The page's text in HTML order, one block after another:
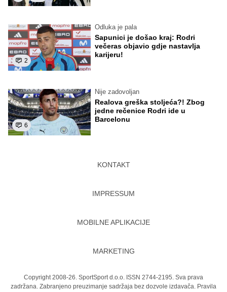
2
Odluka je pala
Sapunici je došao kraj: Rodri
večeras objavio gdje nastavlja
karijeru!
6
Nije zadovoljan
Realova greška stoljeća?! Zbog
jedne rečenice Rodri ide u
Barcelonu
KONTAKT
IMPRESSUM
MOBILNE APLIKACIJE
MARKETING
Copyright 2008-26. SportSport d.o.o. ISSN 2744-2195. Sva prava
zadržana. Zabranjeno preuzimanje sadržaja bez dozvole izdavača. Pravila